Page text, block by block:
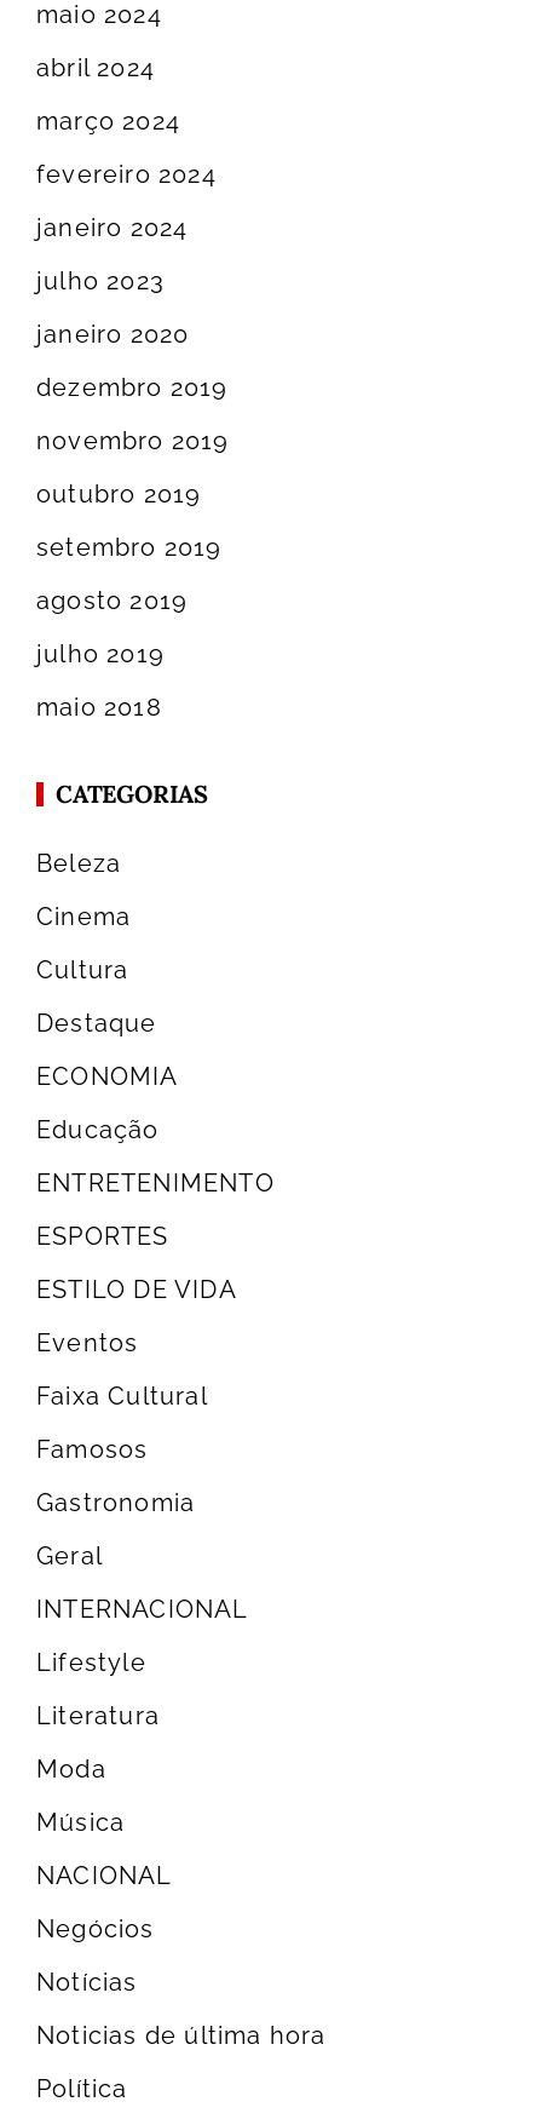
maio 2024
abril 2024
março 2024
fevereiro 2024
janeiro 2024
julho 2023
janeiro 2020
dezembro 2019
novembro 2019
outubro 2019
setembro 2019
agosto 2019
julho 2019
maio 2018
CATEGORIAS
Beleza
Cinema
Cultura
Destaque
ECONOMIA
Educação
ENTRETENIMENTO
ESPORTES
ESTILO DE VIDA
Eventos
Faixa Cultural
Famosos
Gastronomia
Geral
INTERNACIONAL
Lifestyle
Literatura
Moda
Música
NACIONAL
Negócios
Notícias
Noticias de última hora
Política